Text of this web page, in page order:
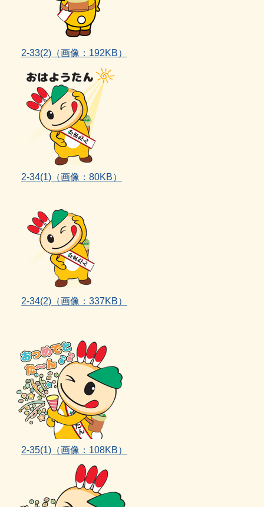
2‐33(2) （画像：192KB）
2‐34(1)（画像：80KB）
2-34(2) （画像：337KB）
2‐35(1)（画像：108KB）